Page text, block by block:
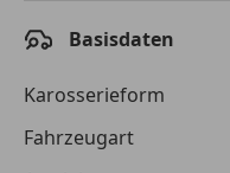
Laufzeit
Basisdaten
Karosserieform
Fahrzeugart